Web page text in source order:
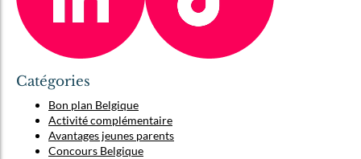
Catégories
Bon plan Belgique
Activité complémentaire
Avantages jeunes parents
Concours Belgique